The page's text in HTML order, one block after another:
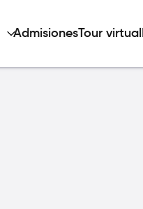
AdmisionesTour virtual